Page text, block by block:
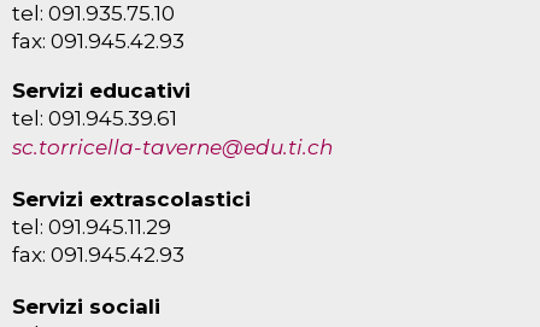
tel: 091.935.75.10
fax: 091.945.42.93
Servizi educativi
tel: 091.945.39.61
sc.torricella-taverne@edu.ti.ch
Servizi extrascolastici
tel: 091.945.11.29
fax: 091.945.42.93
Servizi sociali